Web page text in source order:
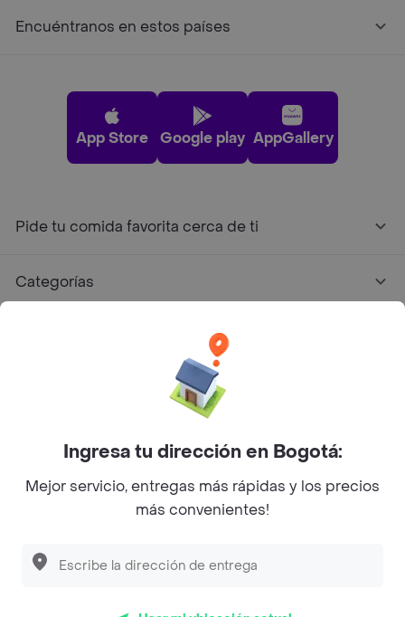
Encuéntranos en estos países
App Store Google play AppGallery
Pide tu comida favorita cerca de ti
Categorías
Facebook
Twitter
Instagram
©2026Rappi Inc. All rights reserved.
Ingresa tu dirección en Bogotá:
Mejor servicio, entregas más rápidas y los precios
más convenientes!